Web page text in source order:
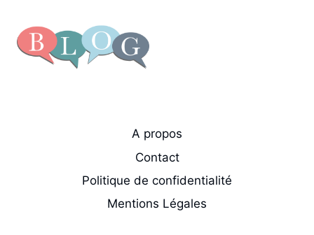
A propos
Contact
Politique de confidentialité
Mentions Légales